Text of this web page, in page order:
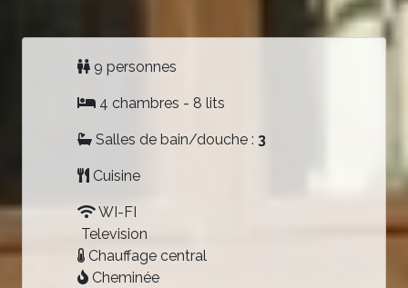
9 personnes
4 chambres - 8 lits
Salles de bain/douche : 3
Cuisine
WI-FI
Television
Chauffage central
Cheminée